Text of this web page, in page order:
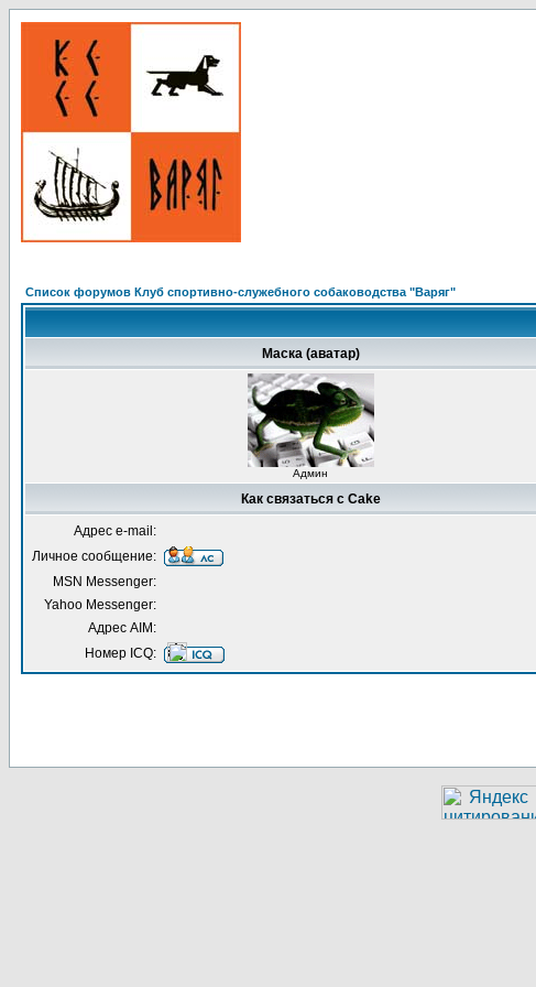
Список форумов Клуб спортивно-служебного собаководства "Варяг"
Маска (аватар)
Админ
Как связаться с Cake
Адрес e-mail:
Личное сообщение:
MSN Messenger:
Yahoo Messenger:
Адрес AIM:
Номер ICQ: